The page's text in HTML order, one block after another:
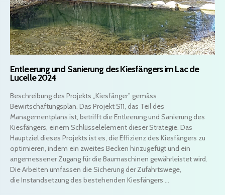
Entleerung und Sanierung des Kiesfängers im Lac de
Lucelle 2024
Beschreibung des Projekts „Kiesfänger” gemäss
Bewirtschaftungsplan. Das Projekt S11, das Teil des
Managementplans ist, betrifft die Entleerung und Sanierung des
Kiesfängers, einem Schlüsselelement dieser Strategie. Das
Hauptziel dieses Projekts ist es, die Effizienz des Kiesfängers zu
optimieren, indem ein zweites Becken hinzugefügt und ein
angemessener Zugang für die Baumaschinen gewährleistet wird.
Die Arbeiten umfassen die Sicherung der Zufahrtswege,
die Instandsetzung des bestehenden Kiesfängers ...